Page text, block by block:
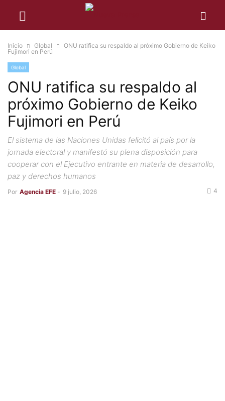
Inicio Global
ONU ratifica su respaldo al próximo Gobierno de Keiko
Fujimori en Perú
Global
ONU ratifica su respaldo al
próximo Gobierno de Keiko
Fujimori en Perú
El sistema de las Naciones Unidas felicitó al país por la
jornada electoral y manifestó su plena disposición para
cooperar con el Ejecutivo entrante en materia de desarrollo,
paz y derechos humanos
Por Agencia EFE - 9 julio, 2026 4